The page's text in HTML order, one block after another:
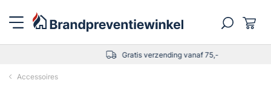
Gratis verzending vanaf 75,-
Accessoires